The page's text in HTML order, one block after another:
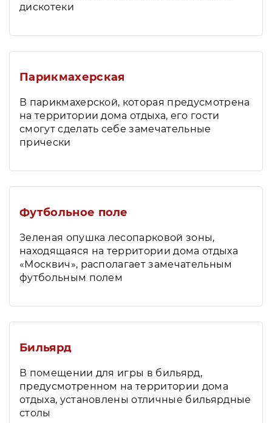
дискотеки
Парикмахерская
В парикмахерской, которая предусмотрена
на территории дома отдыха, его гости
смогут сделать себе замечательные
прически
Футбольное поле
Зеленая опушка лесопарковой зоны,
находящаяся на территории дома отдыха
«Москвич», располагает замечательным
футбольным полем
Бильярд
В помещении для игры в бильярд,
предусмотренном на территории дома
отдыха, установлены отличные бильярдные
столы